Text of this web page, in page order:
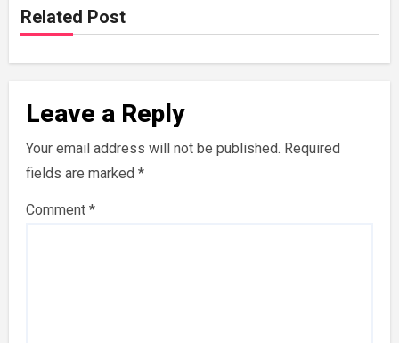
Related Post
Leave a Reply
Your email address will not be published. Required
fields are marked*
Comment*